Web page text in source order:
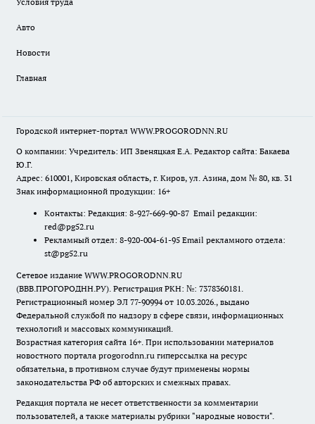
Авто
Новости
Главная
Городской интернет-портал WWW.PROGORODNN.RU
О компании: Учредитель: ИП Звеняцкая Е.А. Редактор сайта: Бакаева
Ю.Г.
Адрес: 610001, Кировская область, г. Киров, ул. Азина, дом № 80, кв. 31
Знак информационной продукции: 16+
Контакты: Редакция: 8-927-669-90-87 Email редакции:
red@pg52.ru
Рекламный отдел: 8-920-004-61-95 Email рекламного отдела:
st@pg52.ru
Сетевое издание WWW.PROGORODNN.RU
(ВВВ.ПРОГОРОДНН.РУ). Регистрация РКН: №: 7378360181.
Регистрационный номер ЭЛ 77-90994 от 10.03.2026., выдано
Федеральной службой по надзору в сфере связи, информационных
технологий и массовых коммуникаций.
Возрастная категория сайта 16+. При использовании материалов
новостного портала progorodnn.ru гиперссылка на ресурс
обязательна, в противном случае будут применены нормы
законодательства РФ об авторских и смежных правах.
Редакция портала не несет ответственности за комментарии
пользователей, а также материалы рубрики "народные новости".